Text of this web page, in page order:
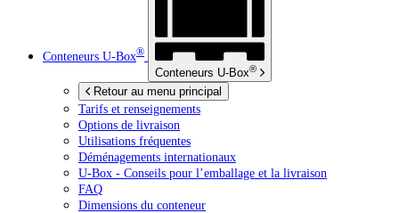
Conteneurs U-Box®
Conteneurs U-Box®
Retour au menu principal
Tarifs et renseignements
Options de livraison
Utilisations fréquentes
Déménagements internationaux
U-Box - Conseils pour l’emballage et la livraison
FAQ
Dimensions du conteneur